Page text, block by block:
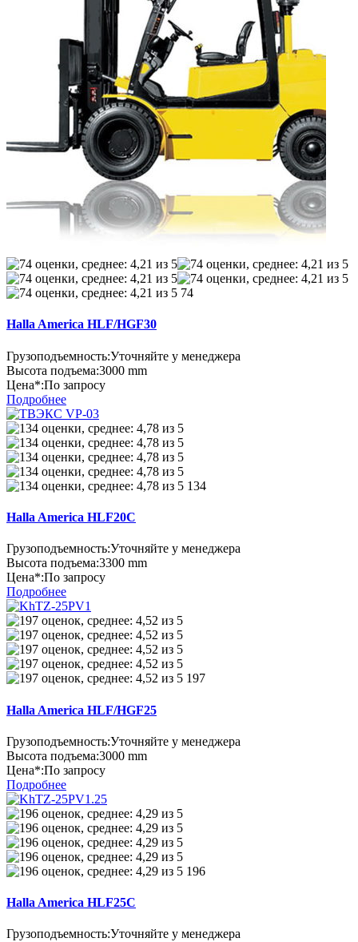
74
Halla America HLF/HGF30
Грузоподъемность:Уточняйте у менеджера
Высота подъема:3000 mm
Цена*:По запросу
Подробнее
134
Halla America HLF20C
Грузоподъемность:Уточняйте у менеджера
Высота подъема:3300 mm
Цена*:По запросу
Подробнее
197
Halla America HLF/HGF25
Грузоподъемность:Уточняйте у менеджера
Высота подъема:3000 mm
Цена*:По запросу
Подробнее
196
Halla America HLF25C
Грузоподъемность:Уточняйте у менеджера